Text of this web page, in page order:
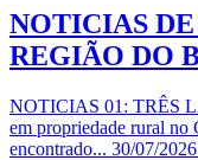
NOTICIAS
REGIÃO DO
NOTICIAS 01: TRÊS
em propriedade rural no
encontrado... 30/07/